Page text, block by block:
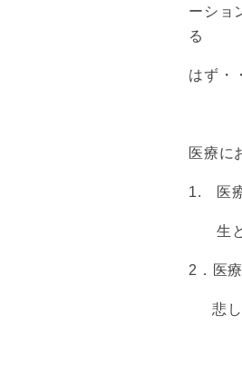
ーショ
る
はず・
医療に
1. 医
生と
2．医
悲し